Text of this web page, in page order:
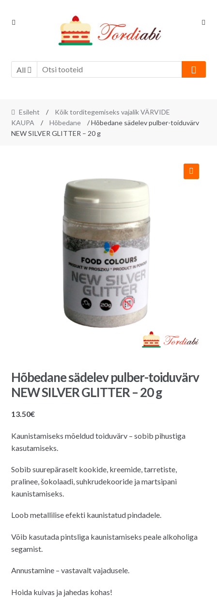
Skip
Skip
All
Esileht /
Kõik torditegemiseks vajalik VÄRVIDE
KAUPA
/ Hõbedane
/ Hõbedane sädelev pulber-toiduvärv
NEW SILVER GLITTER – 20 g
Hõbedane sädelev pulber-toiduvärv
NEW SILVER GLITTER – 20 g
13.50€
Kaunistamiseks mõeldud toiduvärv – sobib pihustiga
kasutamiseks.
Sobib suurepäraselt kookide, kreemide, tarretiste,
pralinee, šokolaadi, suhkrudekooride ja martsipani
kaunistamiseks.
Loob metallilise efekti kaunistatud pindadele.
Võib kasutada pintsliga kaunistamiseks peale alkoholiga
segamist.
Annustamine – vastavalt vajadusele.
Hoida kuivas ja jahedas kohas!